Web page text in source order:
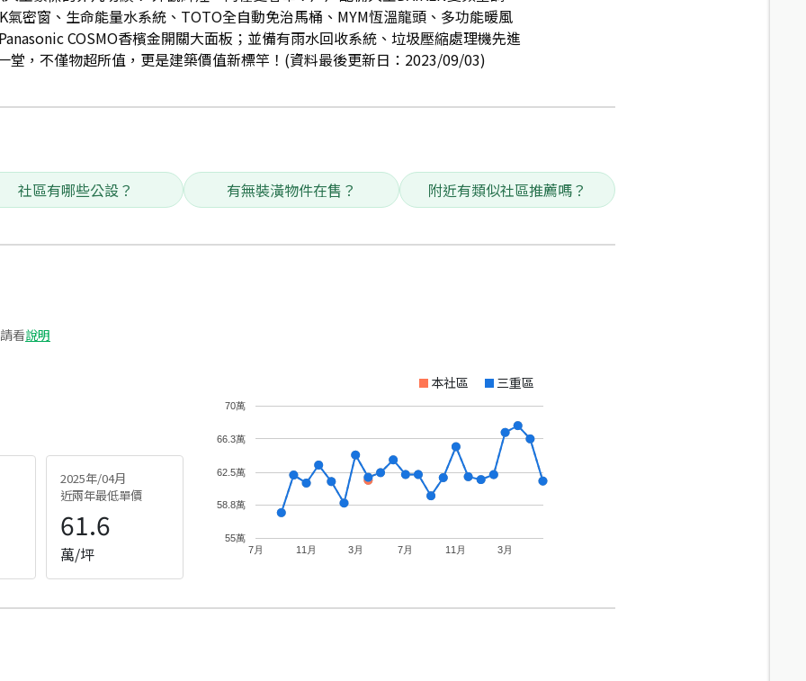
氣密窗、生命能量水系統、TOTO全自動免治馬桶、MYM恆溫龍頭、多功能暖風
COSMO香檳金開關大面板；並備有雨水回收系統、垃圾壓縮處理機先進
堂，不僅物超所值，更是建築價值新標竿！(資料最後更新日：2023/09/03)
社區有哪些公設？ 有無裝潢物件在售？ 附近有類似社區推薦嗎？
看說明
2025年/04月
近兩年最低單價
61.6
萬/坪
本社區 三重區
7月 11月 3月 7月 11月 3月
55萬
58.8萬
62.5萬
66.3萬
70萬